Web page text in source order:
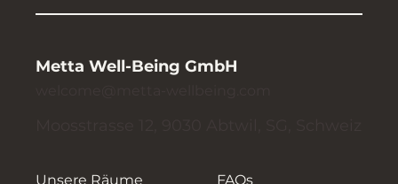
Metta Well-Being GmbH
Unsere Räume FAQs